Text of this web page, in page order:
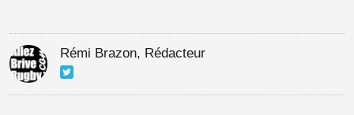
Rémi Brazon, Rédacteur